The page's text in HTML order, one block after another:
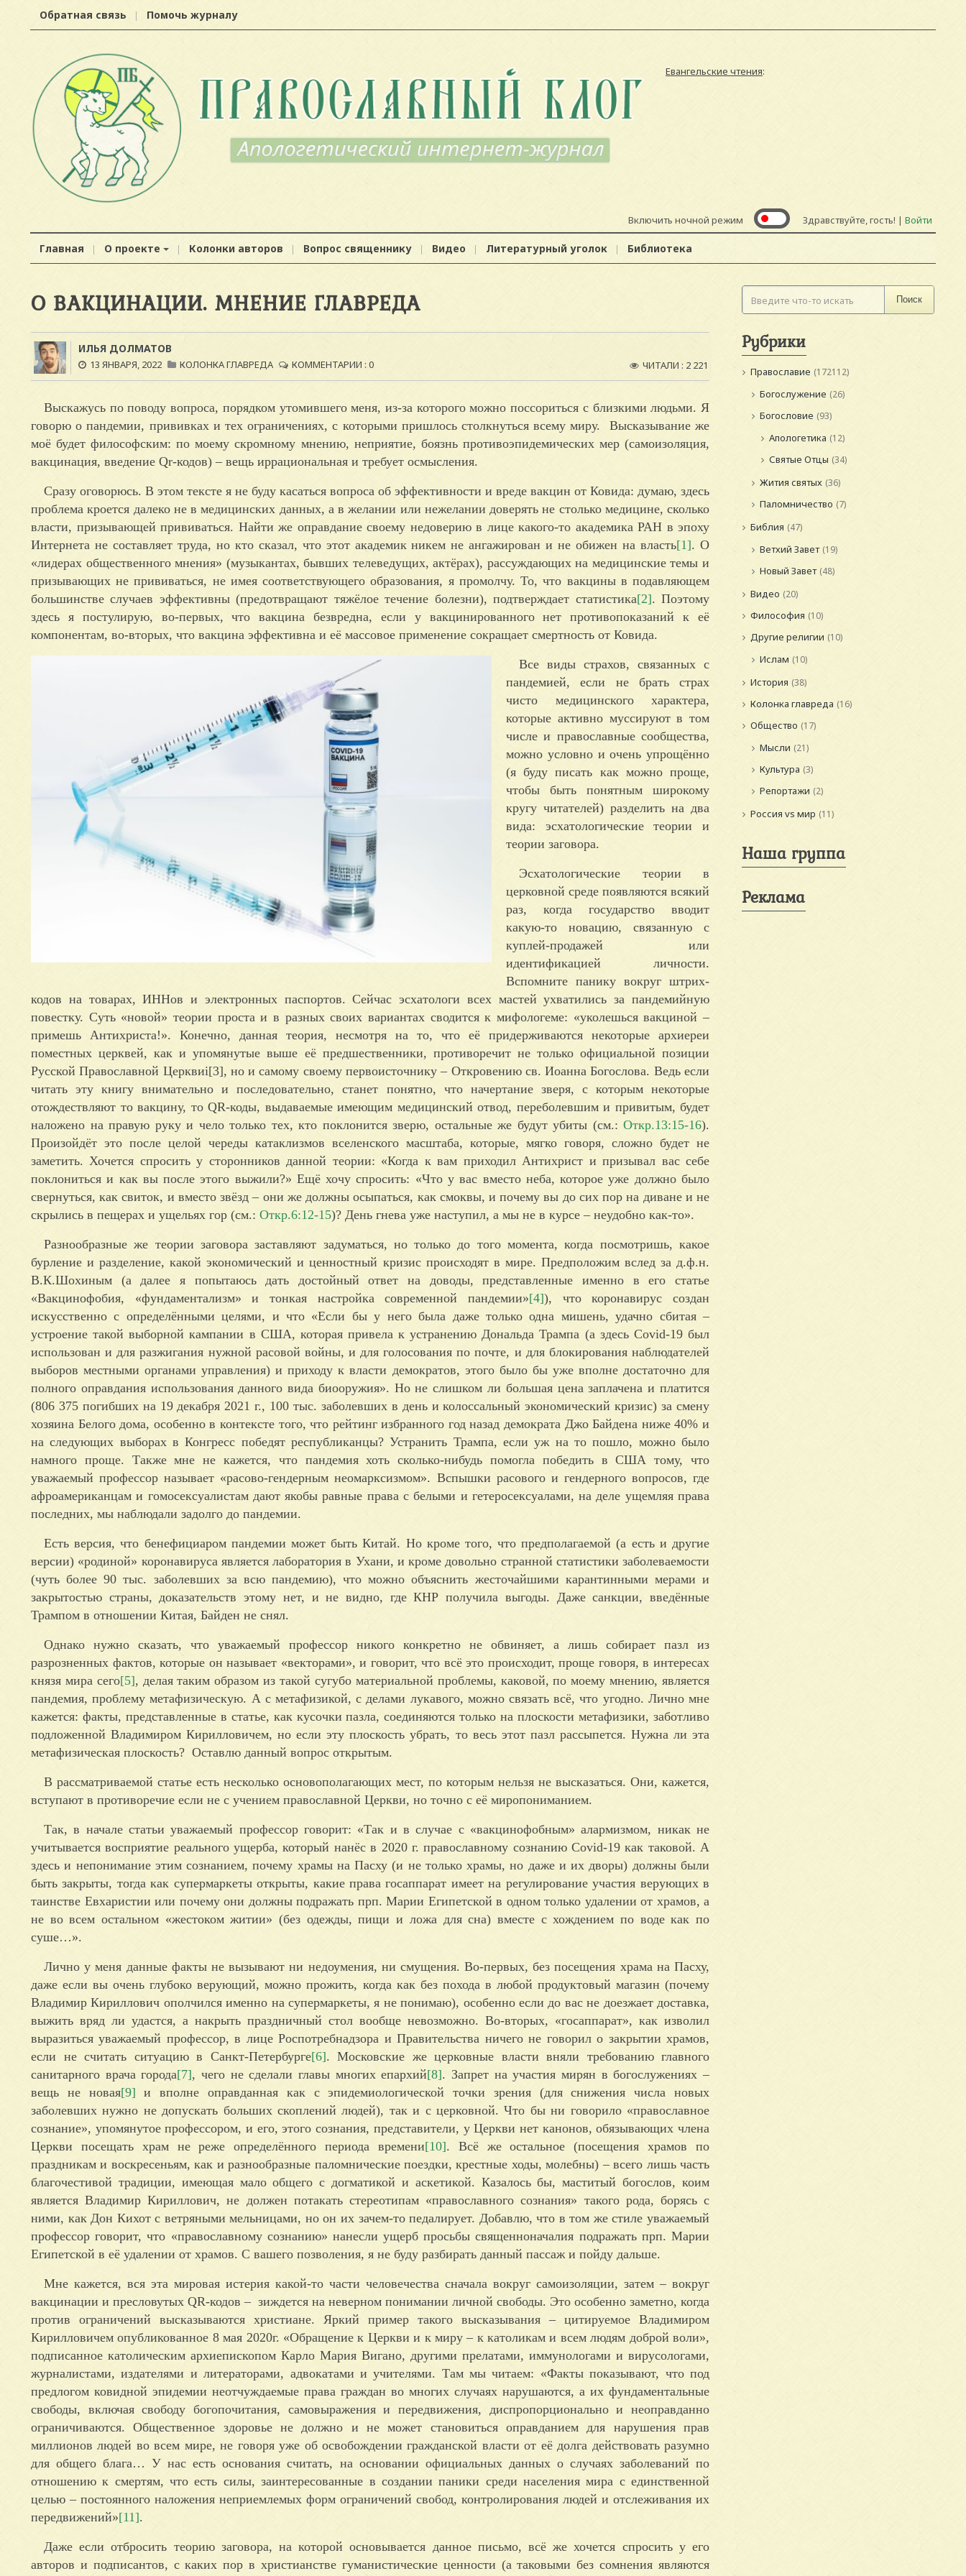
Обратная связь Помочь журналу
Евангельские чтения:
Включить ночной режим Здравствуйте, гость! | Войти
Главная О проекте Колонки авторов Вопрос священнику Видео Литературный уголок Библиотека
О ВАКЦИНАЦИИ. МНЕНИЕ ГЛАВРЕДА
ИЛЬЯ ДОЛМАТОВ
13 ЯНВАРЯ, 2022 КОЛОНКА ГЛАВРЕДА КОММЕНТАРИИ : 0 ЧИТАЛИ : 2 221
Выскажусь по поводу вопроса, порядком утомившего меня, из-за которого можно поссориться с близкими людьми. Я
говорю о пандемии, прививках и тех ограничениях, с которыми пришлось столкнуться всему миру. Высказывание же
моё будет философским: по моему скромному мнению, неприятие, боязнь противоэпидемических мер (самоизоляция,
вакцинация, введение Qr-кодов) – вещь иррациональная и требует осмысления.
Сразу оговорюсь. В этом тексте я не буду касаться вопроса об эффективности и вреде вакцин от Ковида: думаю, здесь
проблема кроется далеко не в медицинских данных, а в желании или нежелании доверять не столько медицине, сколько
власти, призывающей прививаться. Найти же оправдание своему недоверию в лице какого-то академика РАН в эпоху
Интернета не составляет труда, но кто сказал, что этот академик никем не ангажирован и не обижен на власть[1]. О
«лидерах общественного мнения» (музыкантах, бывших телеведущих, актёрах), рассуждающих на медицинские темы и
призывающих не прививаться, не имея соответствующего образования, я промолчу. То, что вакцины в подавляющем
большинстве случаев эффективны (предотвращают тяжёлое течение болезни), подтверждает статистика[2]. Поэтому
здесь я постулирую, во-первых, что вакцина безвредна, если у вакцинированного нет противопоказаний к её
компонентам, во-вторых, что вакцина эффективна и её массовое применение сокращает смертность от Ковида.
Все виды страхов, связанных с
пандемией, если не брать страх
чисто медицинского характера,
которые активно муссируют в том
числе и православные сообщества,
можно условно и очень упрощённо
(я буду писать как можно проще,
чтобы быть понятным широкому
кругу читателей) разделить на два
вида: эсхатологические теории и
теории заговора.
Эсхатологические теории в
церковной среде появляются всякий
раз, когда государство вводит
какую-то новацию, связанную с
куплей-продажей или
идентификацией личности.
Вспомните панику вокруг штрих-
кодов на товарах, ИННов и электронных паспортов. Сейчас эсхатологи всех мастей ухватились за пандемийную
повестку. Суть «новой» теории проста и в разных своих вариантах сводится к мифологеме: «уколешься вакциной –
примешь Антихриста!». Конечно, данная теория, несмотря на то, что её придерживаются некоторые архиереи
поместных церквей, как и упомянутые выше её предшественники, противоречит не только официальной позиции
Русской Православной Церквиi[3], но и самому своему первоисточнику – Откровению св. Иоанна Богослова. Ведь если
читать эту книгу внимательно и последовательно, станет понятно, что начертание зверя, с которым некоторые
отождествляют то вакцину, то QR-коды, выдаваемые имеющим медицинский отвод, переболевшим и привитым, будет
наложено на правую руку и чело только тех, кто поклонится зверю, остальные же будут убиты (см.: Откр.13:15-16).
Произойдёт это после целой череды катаклизмов вселенского масштаба, которые, мягко говоря, сложно будет не
заметить. Хочется спросить у сторонников данной теории: «Когда к вам приходил Антихрист и призывал вас себе
поклониться и как вы после этого выжили?» Ещё хочу спросить: «Что у вас вместо неба, которое уже должно было
свернуться, как свиток, и вместо звёзд – они же должны осыпаться, как смоквы, и почему вы до сих пор на диване и не
скрылись в пещерах и ущельях гор (см.: Откр.6:12-15)? День гнева уже наступил, а мы не в курсе – неудобно как-то».
Разнообразные же теории заговора заставляют задуматься, но только до того момента, когда посмотришь, какое
бурление и разделение, какой экономический и ценностный кризис происходят в мире. Предположим вслед за д.ф.н.
В.К.Шохиным (а далее я попытаюсь дать достойный ответ на доводы, представленные именно в его статье
«Вакцинофобия, «фундаментализм» и тонкая настройка современной пандемии»[4]), что коронавирус создан
искусственно с определёнными целями, и что «Если бы у него была даже только одна мишень, удачно сбитая –
устроение такой выборной кампании в США, которая привела к устранению Дональда Трампа (а здесь Covid-19 был
использован и для разжигания нужной расовой войны, и для голосования по почте, и для блокирования наблюдателей
выборов местными органами управления) и приходу к власти демократов, этого было бы уже вполне достаточно для
полного оправдания использования данного вида биооружия». Но не слишком ли большая цена заплачена и платится
(806 375 погибших на 19 декабря 2021 г., 100 тыс. заболевших в день и колоссальный экономический кризис) за смену
хозяина Белого дома, особенно в контексте того, что рейтинг избранного год назад демократа Джо Байдена ниже 40% и
на следующих выборах в Конгресс победят республиканцы? Устранить Трампа, если уж на то пошло, можно было
намного проще. Также мне не кажется, что пандемия хоть сколько-нибудь помогла победить в США тому, что
уважаемый профессор называет «расово-гендерным неомарксизмом». Вспышки расового и гендерного вопросов, где
афроамериканцам и гомосексуалистам дают якобы равные права с белыми и гетеросексуалами, на деле ущемляя права
последних, мы наблюдали задолго до пандемии.
Есть версия, что бенефициаром пандемии может быть Китай. Но кроме того, что предполагаемой (а есть и другие
версии) «родиной» коронавируса является лаборатория в Ухани, и кроме довольно странной статистики заболеваемости
(чуть более 90 тыс. заболевших за всю пандемию), что можно объяснить жесточайшими карантинными мерами и
закрытостью страны, доказательств этому нет, и не видно, где КНР получила выгоды. Даже санкции, введённые
Трампом в отношении Китая, Байден не снял.
Однако нужно сказать, что уважаемый профессор никого конкретно не обвиняет, а лишь собирает пазл из
разрозненных фактов, которые он называет «векторами», и говорит, что всё это происходит, проще говоря, в интересах
князя мира сего[5], делая таким образом из такой сугубо материальной проблемы, каковой, по моему мнению, является
пандемия, проблему метафизическую. А с метафизикой, с делами лукавого, можно связать всё, что угодно. Лично мне
кажется: факты, представленные в статье, как кусочки пазла, соединяются только на плоскости метафизики, заботливо
подложенной Владимиром Кирилловичем, но если эту плоскость убрать, то весь этот пазл рассыпется. Нужна ли эта
метафизическая плоскость? Оставлю данный вопрос открытым.
В рассматриваемой статье есть несколько основополагающих мест, по которым нельзя не высказаться. Они, кажется,
вступают в противоречие если не с учением православной Церкви, но точно с её миропониманием.
Так, в начале статьи уважаемый профессор говорит: «Так и в случае с «вакцинофобным» алармизмом, никак не
учитывается восприятие реального ущерба, который нанёс в 2020 г. православному сознанию Covid-19 как таковой. А
здесь и непонимание этим сознанием, почему храмы на Пасху (и не только храмы, но даже и их дворы) должны были
быть закрыты, тогда как супермаркеты открыты, какие права госаппарат имеет на регулирование участия верующих в
таинстве Евхаристии или почему они должны подражать прп. Марии Египетской в одном только удалении от храмов, а
не во всем остальном «жестоком житии» (без одежды, пищи и ложа для сна) вместе с хождением по воде как по
суше…».
Лично у меня данные факты не вызывают ни недоумения, ни смущения. Во-первых, без посещения храма на Пасху,
даже если вы очень глубоко верующий, можно прожить, когда как без похода в любой продуктовый магазин (почему
Владимир Кириллович ополчился именно на супермаркеты, я не понимаю), особенно если до вас не доезжает доставка,
выжить вряд ли удастся, а накрыть праздничный стол вообще невозможно. Во-вторых, «госаппарат», как изволил
выразиться уважаемый профессор, в лице Роспотребнадзора и Правительства ничего не говорил о закрытии храмов,
если не считать ситуацию в Санкт-Петербурге[6]. Московские же церковные власти вняли требованию главного
санитарного врача города[7], чего не сделали главы многих епархий[8]. Запрет на участия мирян в богослужениях –
вещь не новая[9] и вполне оправданная как с эпидемиологической точки зрения (для снижения числа новых
заболевших нужно не допускать больших скоплений людей), так и с церковной. Что бы ни говорило «православное
сознание», упомянутое профессором, и его, этого сознания, представители, у Церкви нет канонов, обязывающих члена
Церкви посещать храм не реже определённого периода времени[10]. Всё же остальное (посещения храмов по
праздникам и воскресеньям, как и разнообразные паломнические поездки, крестные ходы, молебны) – всего лишь часть
благочестивой традиции, имеющая мало общего с догматикой и аскетикой. Казалось бы, маститый богослов, коим
является Владимир Кириллович, не должен потакать стереотипам «православного сознания» такого рода, борясь с
ними, как Дон Кихот с ветряными мельницами, но он их зачем-то педалирует. Добавлю, что в том же стиле уважаемый
профессор говорит, что «православному сознанию» нанесли ущерб просьбы священноначалия подражать прп. Марии
Египетской в её удалении от храмов. С вашего позволения, я не буду разбирать данный пассаж и пойду дальше.
Мне кажется, вся эта мировая истерия какой-то части человечества сначала вокруг самоизоляции, затем – вокруг
вакцинации и пресловутых QR-кодов – зиждется на неверном понимании личной свободы. Это особенно заметно, когда
против ограничений высказываются христиане. Яркий пример такого высказывания – цитируемое Владимиром
Кирилловичем опубликованное 8 мая 2020г. «Обращение к Церкви и к миру – к католикам и всем людям доброй воли»,
подписанное католическим архиепископом Карло Мария Вигано, другими прелатами, иммунологами и вирусологами,
журналистами, издателями и литераторами, адвокатами и учителями. Там мы читаем: «Факты показывают, что под
предлогом ковидной эпидемии неотчуждаемые права граждан во многих случаях нарушаются, а их фундаментальные
свободы, включая свободу богопочитания, самовыражения и передвижения, диспропорционально и неоправданно
ограничиваются. Общественное здоровье не должно и не может становиться оправданием для нарушения прав
миллионов людей во всем мире, не говоря уже об освобождении гражданской власти от её долга действовать разумно
для общего блага… У нас есть основания считать, на основании официальных данных о случаях заболеваний по
отношению к смертям, что есть силы, заинтересованные в создании паники среди населения мира с единственной
целью – постоянного наложения неприемлемых форм ограничений свобод, контролирования людей и отслеживания их
передвижений»[11].
Даже если отбросить теорию заговора, на которой основывается данное письмо, всё же хочется спросить у его
авторов и подписантов, с каких пор в христианстве гуманистические ценности (а таковыми без сомнения являются
Поиск
Рубрики
Православие (172112)
Богослужение (26)
Богословие (93)
Апологетика (12)
Святые Отцы (34)
Жития святых (36)
Паломничество (7)
Библия (47)
Ветхий Завет (19)
Новый Завет (48)
Видео (20)
Философия (10)
Другие религии (10)
Ислам (10)
История (38)
Колонка главреда (16)
Общество (17)
Мысли (21)
Культура (3)
Репортажи (2)
Россия vs мир (11)
Наша группа
Реклама